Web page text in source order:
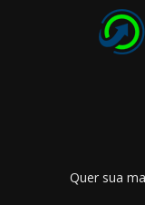
Quer sua